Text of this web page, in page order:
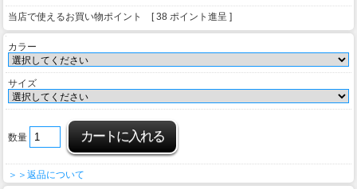
当店で使えるお買い物ポイント [ 38 ポイント進呈 ]
カラー
サイズ
数量
＞＞返品について